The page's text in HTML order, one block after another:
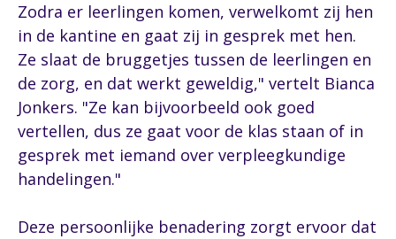
Zodra er leerlingen komen, verwelkomt zij hen
in de kantine en gaat zij in gesprek met hen.
Ze slaat de bruggetjes tussen de leerlingen en
de zorg, en dat werkt geweldig," vertelt Bianca
Jonkers. "Ze kan bijvoorbeeld ook goed
vertellen, dus ze gaat voor de klas staan of in
gesprek met iemand over verpleegkundige
handelingen."
Deze persoonlijke benadering zorgt ervoor dat